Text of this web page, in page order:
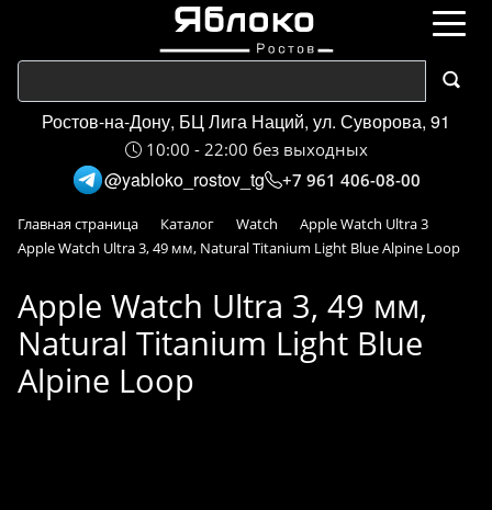
Ростов-на-Дону, БЦ Лига Наций, ул. Суворова, 91
10:00 - 22:00 без выходных
@yabloko_rostov_tg +7 961 406-08-00
Главная страница Каталог Watch
Apple Watch Ultra 3
Apple Watch Ultra 3, 49 мм, Natural Titanium Light Blue Alpine Loop
Apple Watch Ultra 3, 49 мм,
Natural Titanium Light Blue
Alpine Loop